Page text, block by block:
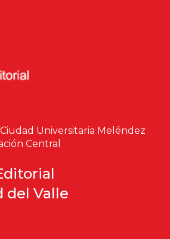
Universitaria Meléndez
Central
del Valle